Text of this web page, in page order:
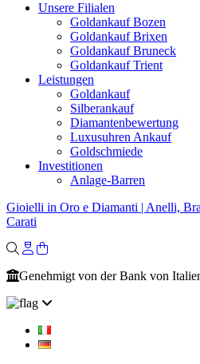
Unsere Filialen
Goldankauf Bozen
Goldankauf Brixen
Goldankauf Bruneck
Goldankauf Trient
Leistungen
Goldankauf
Silberankauf
Diamantenbewertung
Luxusuhren Ankauf
Goldschmiede
Investitionen
Anlage-Barren
Gioielli in Oro e Diamanti | Anelli,
Carati
Genehmigt von der Bank von